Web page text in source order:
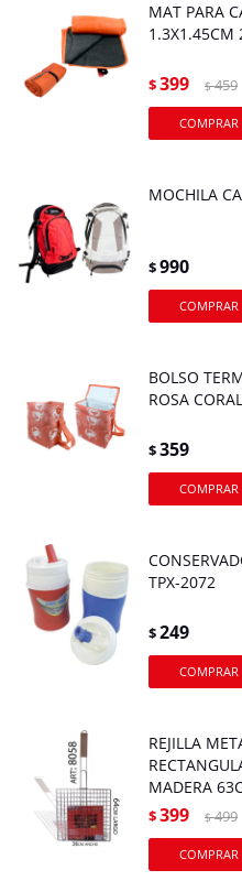
MAT PARA
1.3X1.45CM
$399 $ 459
MOCHILA
$990
BOLSO
ROSA
$359
TPX-2072
$249
REJILLA
MADERA
$399 $ 499